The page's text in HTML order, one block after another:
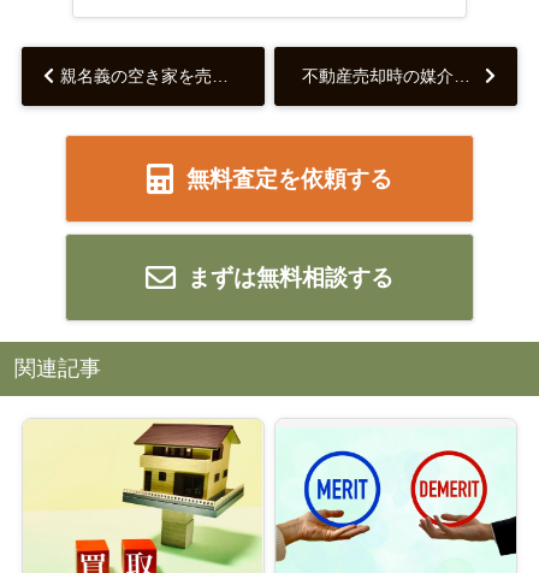
無料査定を依頼する
まずは無料相談する
関連記事